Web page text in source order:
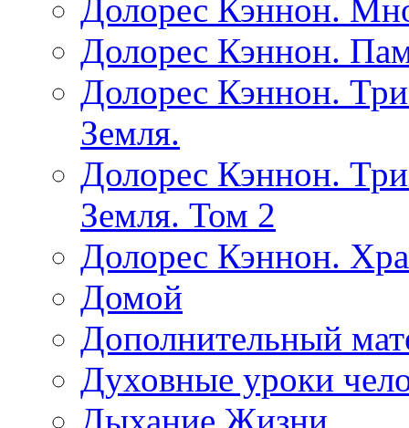
Долорес Кэннон.
Долорес Кэннон.
Долорес Кэннон.
Земля.
Долорес Кэннон.
Земля. Том 2
Долорес Кэннон.
Домой
Дополнительный
Духовные уроки
Дыхание Жизни